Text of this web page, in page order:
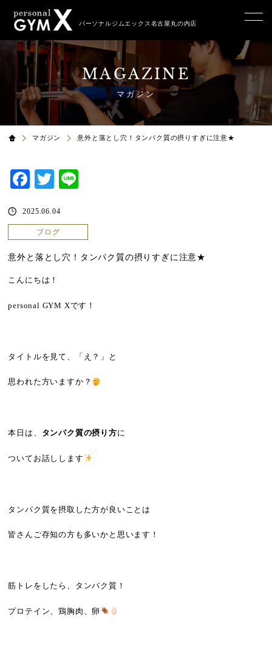
パーソナルジムエックス名古屋丸の内店
MAGAZINE
マガジン
マガジン 意外と落とし穴！タンパク質の摂りすぎに注意★
Facebook
Twitter
2025.06.04
ブログ
意外と落とし穴！タンパク質の摂りすぎに注意★
こんにちは ！
personal GYM Xです！
タイトルを見て、「え？」と
思われた方いますか？
本日は、 タンパク質の摂り方に
ついてお話しします
タンパク質を摂取した方が良いことは
皆さんご存知の方も多いかと思います！
筋トレをしたら、タンパク質！
プロテイン、鶏胸肉、卵